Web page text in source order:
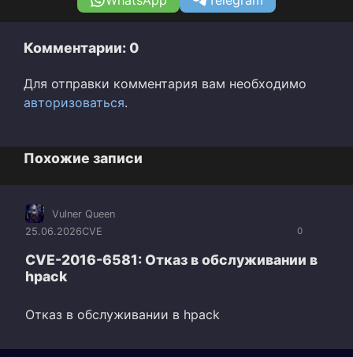
Комментарии: 0
Для отправки комментария вам необходимо
авторизоваться.
Похожие записи
0
Vulner Queen
25.06.2026CVE
CVE-2016-6581: Отказ в обслуживании в
hpack
Отказ в обслуживании в hpack